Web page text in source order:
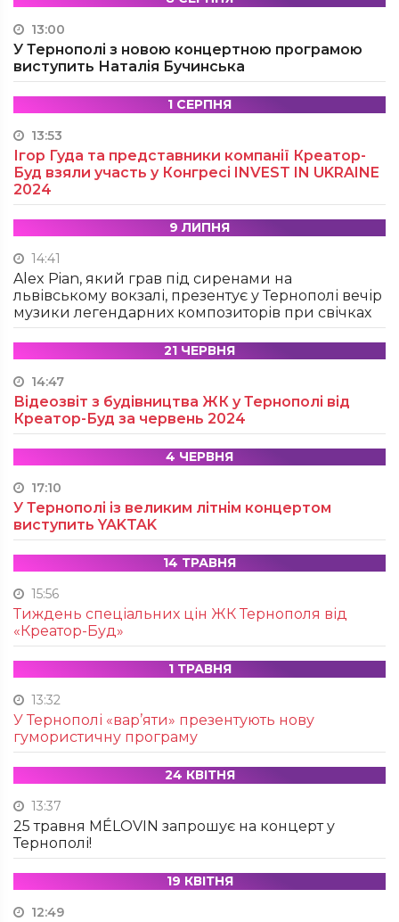
13:00
У Тернополі з новою концертною програмою
виступить Наталія Бучинська
1 СЕРПНЯ
13:53
Ігор Гуда та представники компанії Креатор-
Буд взяли участь у Конгресі INVEST IN UKRAINE
2024
9 ЛИПНЯ
14:41
Alex Pian, який грав під сиренами на
львівському вокзалі, презентує у Тернополі вечір
музики легендарних композиторів при свічках
21 ЧЕРВНЯ
14:47
Відеозвіт з будівництва ЖК у Тернополі від
Креатор-Буд за червень 2024
4 ЧЕРВНЯ
17:10
У Тернополі із великим літнім концертом
виступить YAKTAK
14 ТРАВНЯ
15:56
Тиждень спеціальних цін ЖК Тернополя від
«Креатор-Буд»
1 ТРАВНЯ
13:32
У Тернополі «вар’яти» презентують нову
гумористичну програму
24 КВІТНЯ
13:37
25 травня MÉLOVIN запрошує на концерт у
Тернополі!
19 КВІТНЯ
12:49